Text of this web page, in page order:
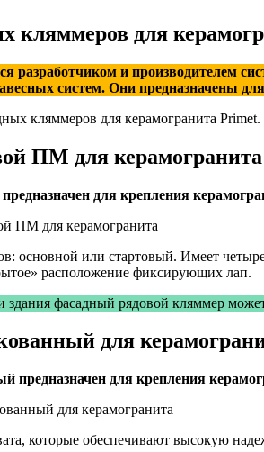
кляммеров для
и производителем
систем. Они предназначены
кляммеров для керамогранита Primet.
ПМ для керамогранита
для крепления
основной или стартовый. Имеет
расположение фиксирующих лап.
здания фасадный рядовой кляммер
для
предназначен для крепления
которые обеспечивают высокую